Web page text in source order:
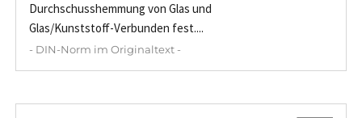
Durchschusshemmung von Glas und
Glas/Kunststoff-Verbunden fest....
- DIN-Norm im Originaltext -